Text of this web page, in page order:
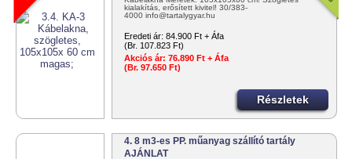
kialakítás, erősített kivitel! 30/383-
4000 info@tartalygyar.hu
Eredeti ár: 84.900 Ft + Áfa
(Br. 107.823 Ft)
Akciós ár: 76.890 Ft + Áfa
(Br. 97.650 Ft)
Részletek
4. 8 m3-es PP. műanyag szállító tartály
AJÁNLAT